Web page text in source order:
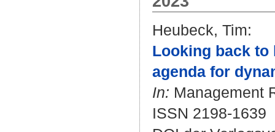
Heubeck, Tim:
Looking back to
agenda for
In: Management
ISSN 2198-1639